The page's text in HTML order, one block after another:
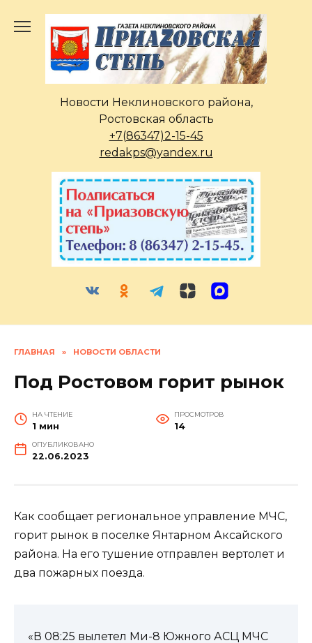
содержанию
Новости Неклиновского района,
Ростовская область
+7(86347)2-15-45
redakps@yandex.ru
ГЛАВНАЯ » НОВОСТИ ОБЛАСТИ
Под Ростовом горит рынок
НА ЧТЕНИЕ
1 мин
ПРОСМОТРОВ
14
ОПУБЛИКОВАНО
22.06.2023
Как сообщает региональное управление МЧС,
горит рынок в поселке Янтарном Аксайского
района. На его тушение отправлен вертолет и
два пожарных поезда.
«В 08:25 вылетел Ми-8 Южного АСЦ МЧС